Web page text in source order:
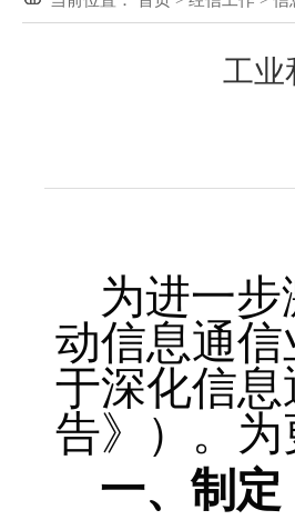
工业
为进一
动信息通
于深化信
告》）。
一、制